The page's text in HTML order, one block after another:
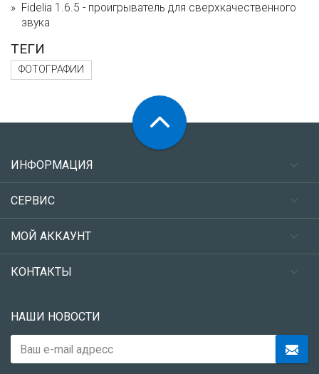
Fidelia 1.6.5 - проигрыватель для сверхкачественного
звука
ТЕГИ
ФОТОГРАФИИ
ИНФОРМАЦИЯ
СЕРВИС
МОЙ АККАУНТ
КОНТАКТЫ
НАШИ НОВОСТИ